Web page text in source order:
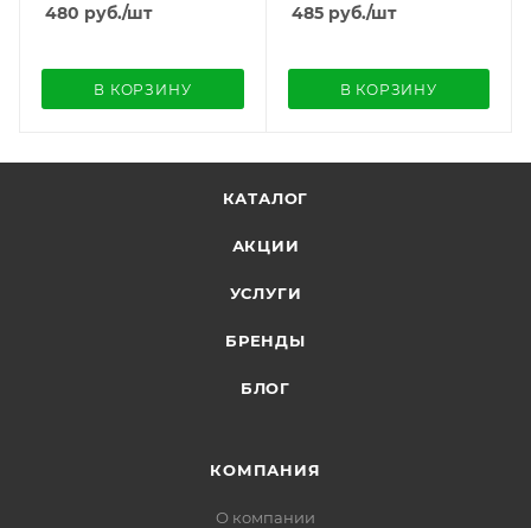
480 руб./шт
В КОРЗИНУ
485руб./шт
В КОРЗИНУ
КАТАЛОГ
АКЦИИ
УСЛУГИ
БРЕНДЫ
БЛОГ
КОМПАНИЯ
О компании